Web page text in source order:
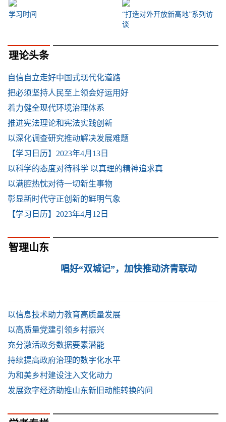
学习时间
“打造对外开放新高地”系列访
谈
理论头条
自信自立走好中国式现代化道路
把必须坚持人民至上领会好运用好
着力健全现代环境治理体系
推进宪法理论和宪法实践创新
以深化调查研究推动解决发展难题
【学习日历】2023年4月13日
以科学的态度对待科学 以真理的精神追求真
以满腔热忱对待一切新生事物
彰显新时代守正创新的鲜明气象
【学习日历】2023年4月12日
智理山东
唱好“双城记”，加快推动济青联动
以信息技术助力教育高质量发展
以高质量党建引领乡村振兴
充分激活政务数据要素潜能
持续提高政府治理的数字化水平
为和美乡村建设注入文化动力
发展数字经济助推山东新旧动能转换的问